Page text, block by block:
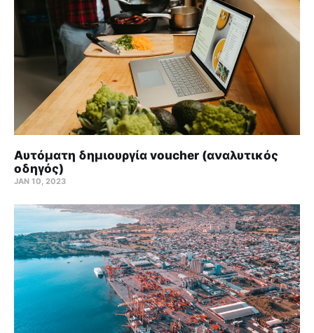
Αυτόματη δημιουργία voucher (αναλυτικός
οδηγός)
JAN 10, 2023